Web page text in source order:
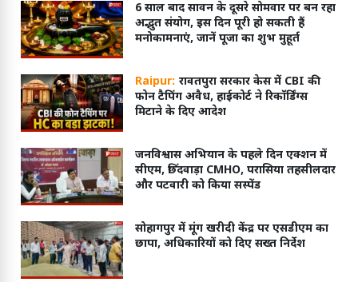
6 साल बाद सावन के दूसरे सोमवार पर बन रहा
अद्भुत संयोग, इस दिन पूरी हो सकती हैं
मनोकामनाएं, जानें पूजा का शुभ मुहूर्त
Raipur: रावतपुरा सरकार केस में CBI की
फोन टैपिंग अवैध, हाईकोर्ट ने रिकॉर्डिंग्स
मिटाने के दिए आदेश
जनविश्वास अभियान के पहले दिन एक्शन में
सीएम, छिंदवाड़ा CMHO, परासिया तहसीलदार
और पटवारी को किया सस्पेंड
सोहागपुर में मूंग खरीदी केंद्र पर एसडीएम का
छापा, अधिकारियों को दिए सख्त निर्देश